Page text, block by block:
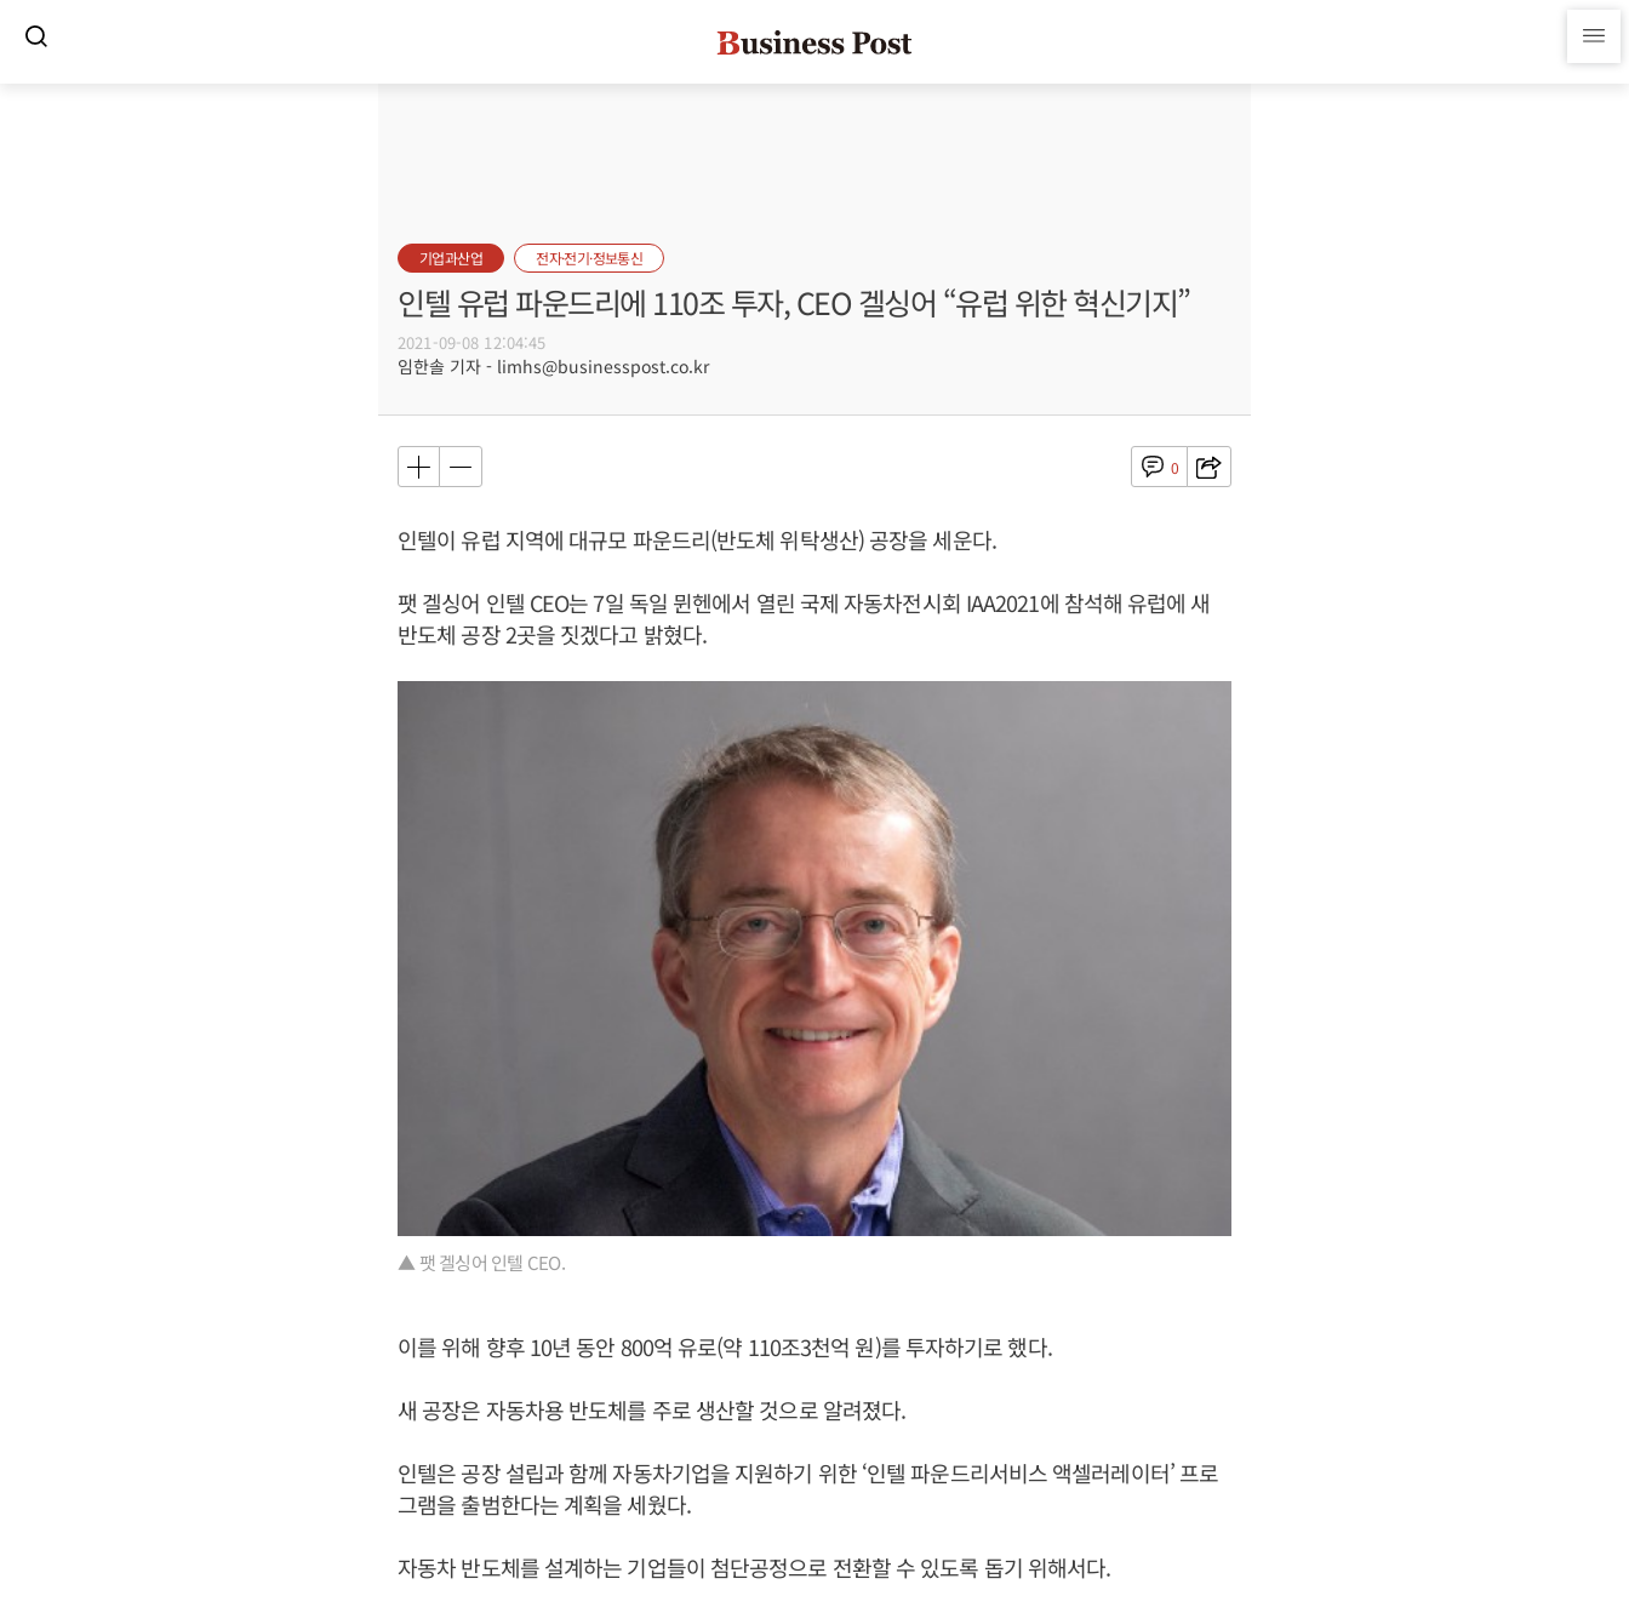
기업과산업 전자·전기·정보통신
인텔 유럽 파운드리에 110조 투자, CEO 겔싱어 “유럽 위한 혁신기지”
2021-09-08 12:04:45
임한솔 기자 - limhs@businesspost.co.kr
0
인텔이 유럽 지역에 대규모 파운드리(반도체 위탁생산) 공장을 세운다.
팻 겔싱어 인텔 CEO는 7일 독일 뮌헨에서 열린 국제 자동차전시회 IAA2021에 참석해 유럽에 새
반도체 공장 2곳을 짓겠다고 밝혔다.
▲ 팻 겔싱어 인텔 CEO.
이를 위해 향후 10년 동안 800억 유로(약 110조3천억 원)를 투자하기로 했다.
새 공장은 자동차용 반도체를 주로 생산할 것으로 알려졌다.
인텔은 공장 설립과 함께 자동차기업을 지원하기 위한 ‘인텔 파운드리서비스 액셀러레이터’ 프로
그램을 출범한다는 계획을 세웠다.
자동차 반도체를 설계하는 기업들이 첨단공정으로 전환할 수 있도록 돕기 위해서다.